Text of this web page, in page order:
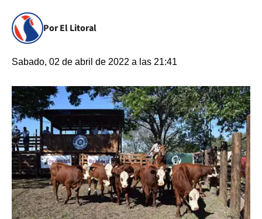
Por El Litoral
Sabado, 02 de abril de 2022 a las 21:41